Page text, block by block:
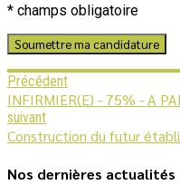
* champs obligatoire
Précédent
INFIRMIER(E) - 75% - A
suivant
Construction du futur
Nos dernières actualités